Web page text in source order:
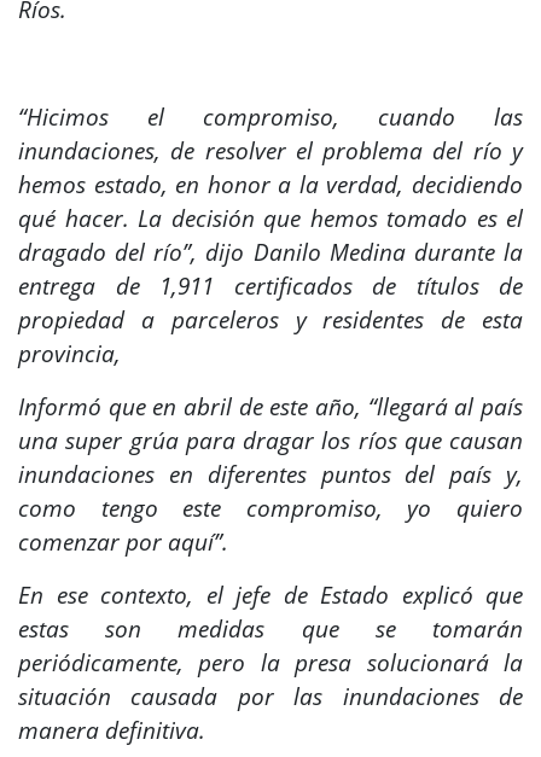
Ríos.
“Hicimos el compromiso, cuando las
inundaciones, de resolver el problema del río y
hemos estado, en honor a la verdad, decidiendo
qué hacer. La decisión que hemos tomado es el
dragado del río”, dijo Danilo Medina durante la
entrega de 1,911 certificados de títulos de
propiedad a parceleros y residentes de esta
provincia,
Informó que en abril de este año, “llegará al país
una super grúa para dragar los ríos que causan
inundaciones en diferentes puntos del país y,
como tengo este compromiso, yo quiero
comenzar por aquí”.
En ese contexto, el jefe de Estado explicó que
estas son medidas que se tomarán
periódicamente, pero la presa solucionará la
situación causada por las inundaciones de
manera definitiva.